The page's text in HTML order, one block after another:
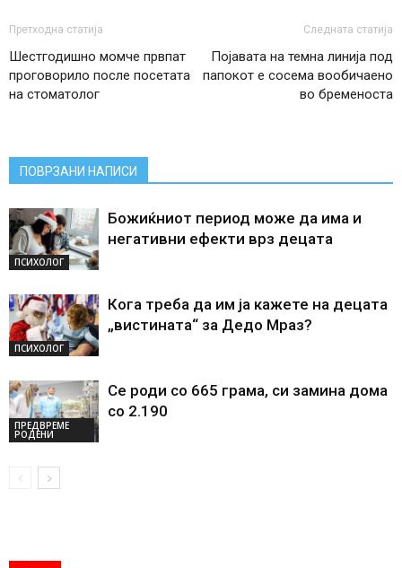
Претходна статија
Шестгодишно момче првпат
проговорило после посетата
на стоматолог
Следната статија
Појавата на темна линија под
папокот е сосема вообичаено
во бременоста
ПОВРЗАНИ НАПИСИ
ПСИХОЛОГ
Божиќниот период може да има и
негативни ефекти врз децата
ПСИХОЛОГ
Кога треба да им ја кажете на децата
„вистината“ за Дедо Мраз?
ПРЕДВРЕМЕ
РОДЕНИ
Се роди со 665 грама, си замина дома
со 2.190